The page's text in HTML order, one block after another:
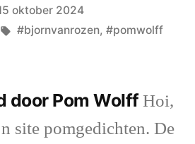
oktober 2024
Tags:
#bjornvanrozen, #pomwolff
door Pom WolffHoi,
site pomgedichten. De